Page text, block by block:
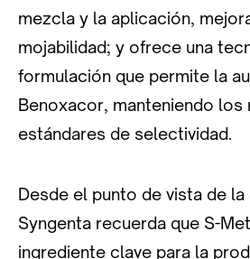
mezcla y la aplicación,
mojabilidad; y ofrece una
formulación que permite la
Benoxacor, manteniendo los
estándares de selectividad.
Desde el punto de vista de
Syngenta recuerda que S-
ingrediente clave para la